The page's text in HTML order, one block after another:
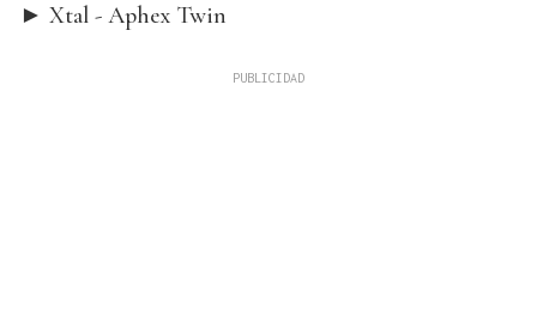
► Xtal - Aphex Twin